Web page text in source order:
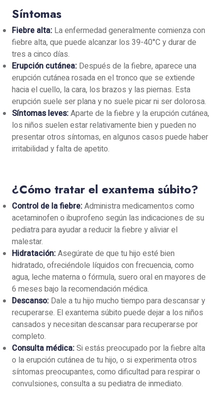
Síntomas
Fiebre alta: La enfermedad generalmente comienza con
fiebre alta, que puede alcanzar los 39-40°C y durar de
tres a cinco días.
Erupción cutánea: Después de la fiebre, aparece una
erupción cutánea rosada en el tronco que se extiende
hacia el cuello, la cara, los brazos y las piernas. Esta
erupción suele ser plana y no suele picar ni ser dolorosa.
Síntomas leves:Aparte de la fiebre y la erupción cutánea,
los niños suelen estar relativamente bien y pueden no
presentar otros síntomas, en algunos casos puede haber
irritabilidad y falta de apetito.
¿Cómo tratar el exantema súbito?
Control de la fiebre:Administra medicamentos como
acetaminofen o ibuprofeno según las indicaciones de su
pediatra para ayudar a reducir la fiebre y aliviar el
malestar.
Hidratación:Asegúrate de que tu hijo esté bien
hidratado, ofreciéndole líquidos con frecuencia, como
agua, leche materna o fórmula, suero oral en mayores de
6 meses bajo la recomendación médica.
Descanso: Dale a tu hijo mucho tiempo para descansar y
recuperarse. El exantema súbito puede dejar a los niños
cansados y necesitan descansar para recuperarse por
completo.
Consulta médica:Si estás preocupado por la fiebre alta
o la erupción cutánea de tu hijo, o si experimenta otros
síntomas preocupantes, como dificultad para respirar o
convulsiones, consulta a su pediatra de inmediato.